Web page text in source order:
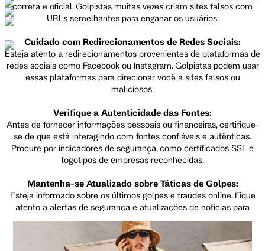
correta e oficial. Golpistas muitas vezes criam sites falsos com
URLs semelhantes para enganar os usuários.
Cuidado com Redirecionamentos de Redes Sociais:
Esteja atento a redirecionamentos provenientes de plataformas de
redes sociais como Facebook ou Instagram. Golpistas podem usar
essas plataformas para direcionar você a sites falsos ou
maliciosos.
Verifique a Autenticidade das Fontes:
Antes de fornecer informações pessoais ou financeiras, certifique-
se de que está interagindo com fontes confiáveis e autênticas.
Procure por indicadores de segurança, como certificados SSL e
logotipos de empresas reconhecidas.
Mantenha-se Atualizado sobre Táticas de Golpes:
Esteja informado sobre os últimos golpes e fraudes online. Fique
atento a alertas de segurança e atualizações de notícias para
garantir que você esteja ciente das ameaças mais recentes.
Use uma Conexão Segura: